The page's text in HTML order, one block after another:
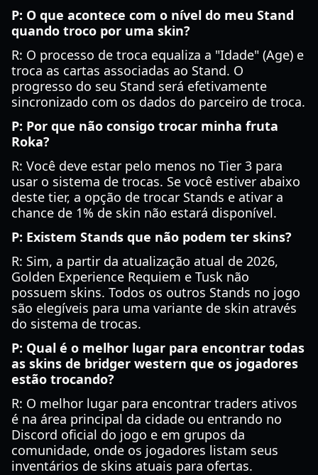
P: O que acontece com o nível do meu Stand
quando troco por uma skin?
R: O processo de troca equaliza a "Idade" (Age) e
troca as cartas associadas ao Stand. O
progresso do seu Stand será efetivamente
sincronizado com os dados do parceiro de troca.
P: Por que não consigo trocar minha fruta
Roka?
R: Você deve estar pelo menos no Tier 3 para
usar o sistema de trocas. Se você estiver abaixo
deste tier, a opção de trocar Stands e ativar a
chance de 1% de skin não estará disponível.
P: Existem Stands que não podem ter skins?
R: Sim, a partir da atualização atual de 2026,
Golden Experience Requiem e Tusk não
possuem skins. Todos os outros Stands no jogo
são elegíveis para uma variante de skin através
do sistema de trocas.
P: Qual é o melhor lugar para encontrar todas
as skins de bridger western que os jogadores
estão trocando?
R: O melhor lugar para encontrar traders ativos
é na área principal da cidade ou entrando no
Discord oficial do jogo e em grupos da
comunidade, onde os jogadores listam seus
inventários de skins atuais para ofertas.